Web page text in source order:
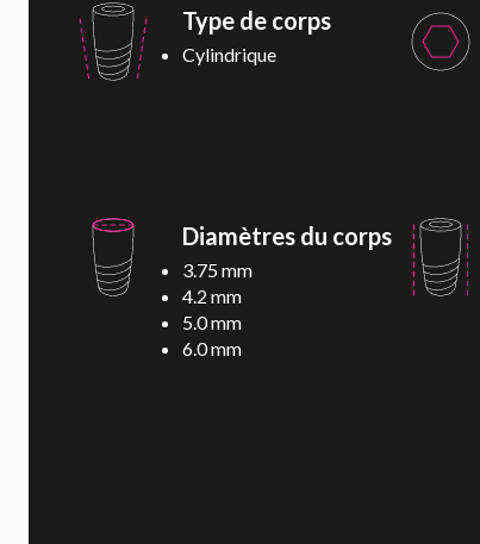
Type de corps
Cylindrique
Diamètres du corps
3.75 mm
4.2 mm
5.0 mm
6.0 mm